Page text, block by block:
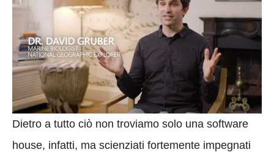
Dietro a tutto ciò non troviamo solo una software
house, infatti, ma scienziati fortemente impegnati